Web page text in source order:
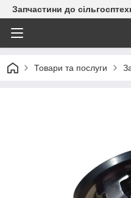
Запчастини до
Товари та послуги